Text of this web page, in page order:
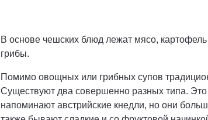
В основе чешских блюд лежат мясо,
грибы.
Помимо овощных или грибных супов
Существуют два совершенно разных типа.
напоминают австрийские кнедли, но они